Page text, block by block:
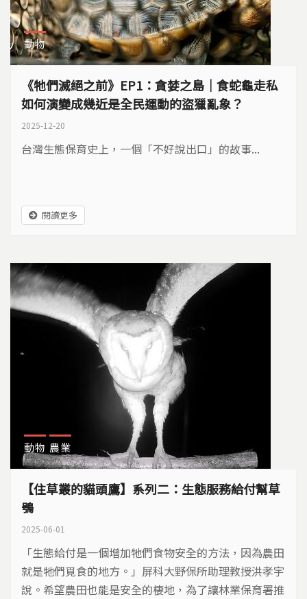
動物
《牠們滅絕之前》EP1：貪婪之島｜食蛇龜走私
如何演變成幾近是全民運動的盜獵亂象？
2025-12-20
台灣生態保育史上，一個「不好說出口」的故事...
閱讀更多
動物 農業
【住草叢的貓頭鷹】系列二：生態服務給付幫草
鴞
2025-06-01
「生態給付是一個增加牠們食物安全的方法，因為農田
就是牠們覓食的地方。」屏科大野保所助理教授洪孝宇
說。希望農田也能是安全的棲地，為了讓林業保育署推